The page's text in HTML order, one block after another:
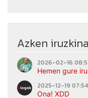
Azken
2026-02-16
Hemen gure
2025-12-19 07:54
Ona! XDD